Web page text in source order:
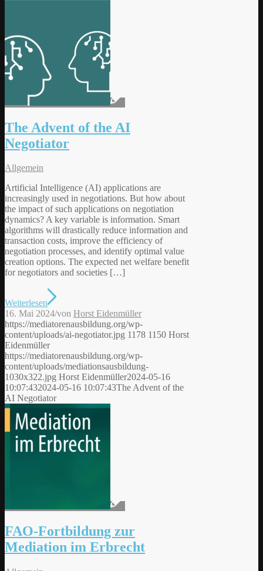
The Advent of the AI
Negotiator
Allgemein
Artificial Intelligence (AI) applications are
increasingly used in negotiations. But how about
the impact of such applications on negotiation
dynamics? A key variable is information. Smart
algorithms will drastically reduce information and
transaction costs, improve the efficiency of
negotiation processes, and identify optimal value
creation options. The expected net welfare benefit
for negotiators and societies […]
Weiterlesen
16. Mai 2024/von Horst Eidenmüller
https://mediatorenausbildung.org/wp-
content/uploads/ai-negotiator.jpg 1178 1150 Horst
Eidenmüller
https://mediatorenausbildung.org/wp-
content/uploads/mediationsausbildung-
1030x322.jpg Horst Eidenmüller2024-05-16
10:07:432024-05-16 10:07:43The Advent of the
AI Negotiator
FAO-Fortbildung zur
Mediation im Erbrecht